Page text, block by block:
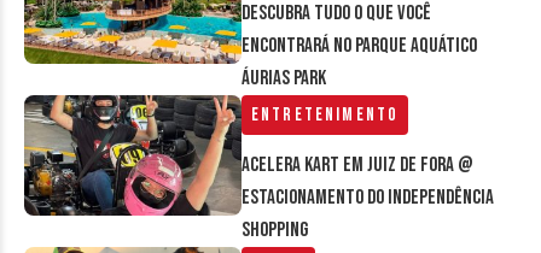
Descubra tudo o que você
encontrará no parque aquático
Áurias Park
Entretenimento
Acelera Kart em Juiz de Fora @
estacionamento do Independência
Shopping